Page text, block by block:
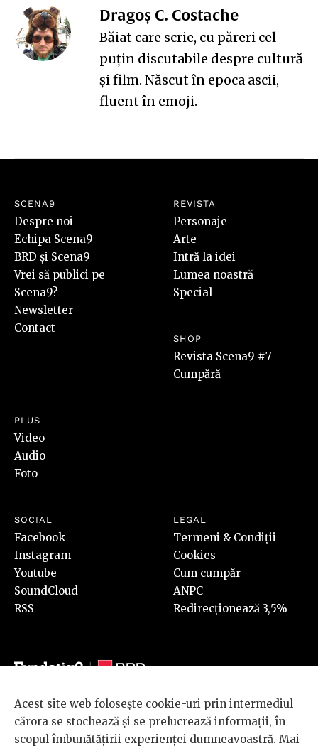
Dragoș C. Costache
Băiat care scrie, cu păreri cel
puțin discutabile despre cultură
și film. Născut în epoca ascii,
fluent în emoji.
SCENA9
Despre noi
Echipa Scena9
BRD și Scena9
Vrei să publici pe
Scena9?
Newsletter
Contact
REVISTA
Personaje
Arte
Intră la idei
Lumea noastră
Special
SHOP
Revista Scena9 #7
Cumpără
PLUS
Video
Audio
Foto
SOCIAL
Facebook
Instagram
Youtube
SoundCloud
RSS
LEGAL
Termeni & Condiții
Cookies
Cum cumpăr
ANPC
Redirecționează 3,5%
© 2026 BRD Groupe Société Générale, toate drepturile rezervate.
Scena 9 este un proiect sustinut de
BRD GROUPE SOCIÉTÉ
Acest site web folosește cookie-uri prin intermediul
cărora se stochează și se prelucrează informații, în
scopul îmbunătățirii experienței dumneavoastră. Mai